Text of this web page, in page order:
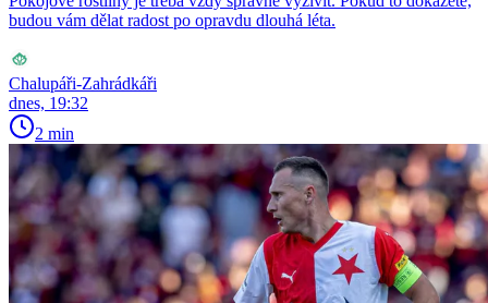
budou vám dělat radost po opravdu dlouhá léta.
Chalupáři-Zahrádkáři
dnes, 19:32
2 min